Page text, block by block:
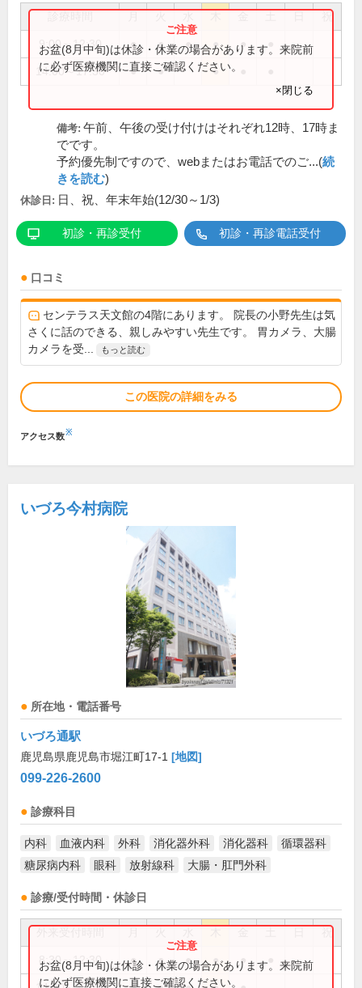
祝
9:00～12:30 ● ● ● ● ●
14:00～17:30 ● ● ●
お盆(8月中旬)は休診・休業の場合があります。来院前
に必ず医療機関に直接ご確認ください。
×閉じる
備考: 午前、午後の受け付けはそれぞれ12時、17時ま
でです。
予約優先制ですので、webまたはお電話でのご...(続
きを読む)
休診日: 日、祝、年末年始(12/30～1/3)
初診・再診受付 初診・再診電話受付
口コミ
センテラス天文館の4階にあります。 院長の小野先生は気
さくに話のできる、親しみやすい先生です。 胃カメラ、大腸
カメラを受...
もっと読む
この医院の詳細をみる
アクセス数※
いづろ今村病院
所在地・電話番号
いづろ通駅
鹿児島県鹿児島市堀江町17-1 [地図]
099-226-2600
診療科目
内科 血液内科 外科 消化器外科 消化器科
循環器科
糖尿病内科
眼科 放射線科 大腸・肛門外科
診療/受付時間・休診日
祝
8:30～12:30 ● ● ● ● ●
お盆(8月中旬)は休診・休業の場合があります。来院前
に必ず医療機関に直接ご確認ください。